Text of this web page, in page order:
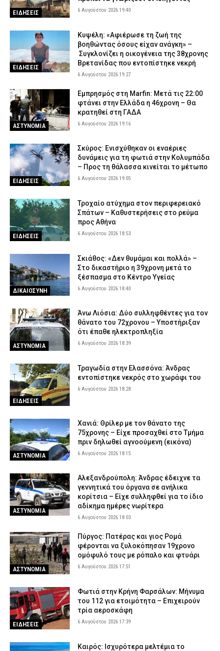
μέσα
Κεντρική Μακεδονία: Εννέα νεκροί στην άσφαλτο τον Ιούνιο –
Πάνω από 2.100 πρόστιμα για υπερβολική ταχύτητα
ΑΣΤΥΝΟΜΙΑ 6 Αυγούστου 2026 13:24
Πόρτο Γερμενό: Εικόνες ολικής καταστροφής μετά τη μεγάλη
φωτιά – Καμένα σπίτια, στάχτες και αποκαΐδια
ΕΙΔΗΣΕΙΣ 6 Αυγούστου 2026 13:09
Λάρισα: Συνελήφθησαν δύο άτομα που έκλεψαν
μετασχηματιστή του ΔΕΔΔΗΕ
ΕΙΔΗΣΕΙΣ 6 Αυγούστου 2026 19:40
ΕΙΔΗΣΕΙΣ
Κυψέλη: «Αφιέρωσε τη ζωή της
βοηθώντας όσους είχαν ανάγκη» –
Συγκλονίζει η οικογένεια της 38χρονης
Βρετανίδας που εντοπίστηκε νεκρή
6 Αυγούστου 2026 19:27
ΑΣΤΥΝΟΜΙΑ
Εμπρησμός στη Marfin: Μετά τις 22:00
φτάνει στην Ελλάδα η 46χρονη – Θα
κρατηθεί στη ΓΑΔΑ
6 Αυγούστου 2026 19:16
ΕΙΔΗΣΕΙΣ
Σκύρος: Ενισχύθηκαν οι εναέριες
δυνάμεις για τη φωτιά στην Κολυμπάδα
– Προς τη θάλασσα κινείται το μέτωπο
6 Αυγούστου 2026 19:05
ΕΙΔΗΣΕΙΣ
Τροχαίο ατύχημα στον περιφερειακό
Σπάτων – Καθυστερήσεις στο ρεύμα
προς Αθήνα
6 Αυγούστου 2026 18:53
ΔΙΚΑΙΟΣΥΝΗ
Σκιάθος: «Δεν θυμάμαι και πολλά» –
Στο δικαστήριο η 39χρονη μετά το
ξέσπασμα στο Κέντρο Υγείας
6 Αυγούστου 2026 18:40
ΑΣΤΥΝΟΜΙΑ
Άνω Λιόσια: Δύο συλληφθέντες για τον
θάνατο του 72χρονου – Υποστήριξαν
ότι έπαθε ηλεκτροπληξία
6 Αυγούστου 2026 18:39
ΕΙΔΗΣΕΙΣ
Τραγωδία στην Ελασσόνα: Άνδρας
εντοπίστηκε νεκρός στο χωράφι του
6 Αυγούστου 2026 18:28
ΑΣΤΥΝΟΜΙΑ
Χανιά: Θρίλερ με τον θάνατο της
75χρονης – Είχε προσαχθεί στο Τμήμα
πριν δηλωθεί αγνοούμενη (εικόνα)
6 Αυγούστου 2026 18:15
ΑΣΤΥΝΟΜΙΑ
Αλεξανδρούπολη: Άνδρας έδειχνε τα
γεννητικά του όργανα σε ανήλικα
κορίτσια – Είχε συλληφθεί για το ίδιο
αδίκημα ημέρες νωρίτερα
6 Αυγούστου 2026 18:03
ΑΣΤΥΝΟΜΙΑ
Πύργος: Πατέρας και γιος Ρομά
φέρονται να ξυλοκόπησαν 19χρονο
ομόφυλό τους με ρόπαλο και φτυάρι
6 Αυγούστου 2026 17:51
ΕΙΔΗΣΕΙΣ
Φωτιά στην Κρήνη Φαρσάλων: Μήνυμα
του 112 για ετοιμότητα – Επιχειρούν
τρία αεροσκάφη
6 Αυγούστου 2026 17:39
Καιρός: Ισχυρότερα μελτέμια το